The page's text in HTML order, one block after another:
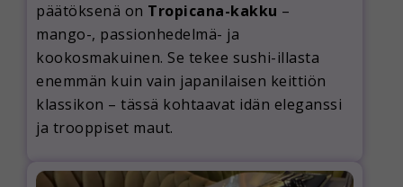
päätöksenä on Tropicana-kakku –
mango-, passionhedelmä- ja
kookosmakuinen. Se tekee sushi-illasta
enemmän kuin vain japanilaisen keittiön
klassikon – tässä kohtaavat idän eleganssi
ja trooppiset maut.